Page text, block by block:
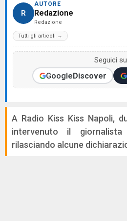
R
AUTORE
Redazione
Redazione
Tutti gli articoli →
Seguici su
GoogleDiscover
A Radio Kiss Kiss Napoli,
intervenuto il
rilasciando alcune